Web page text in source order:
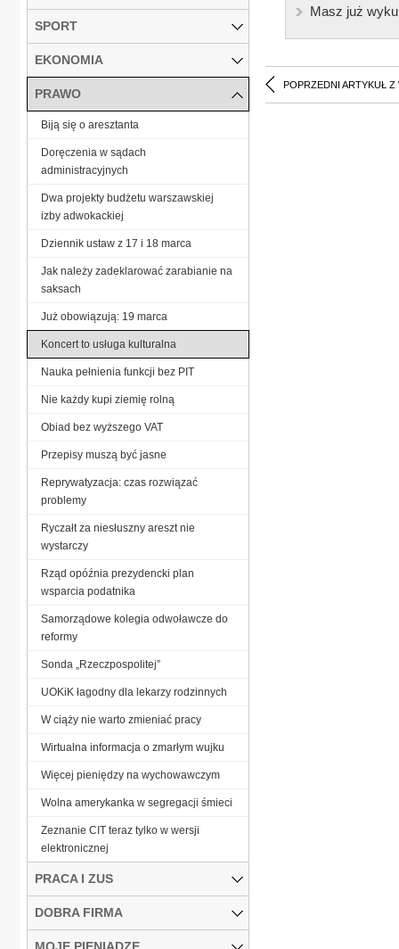
Masz już
POPRZEDNI ARTYKUŁ Z
SPORT
EKONOMIA
PRAWO
Biją się o aresztanta
Doręczenia w sądach
administracyjnych
Dwa projekty budżetu warszawskiej
izby adwokackiej
Dziennik ustaw z 17 i 18 marca
Jak należy zadeklarować zarabianie na
saksach
Już obowiązują: 19 marca
Koncert to usługa kulturalna
Nauka pełnienia funkcji bez PIT
Nie każdy kupi ziemię rolną
Obiad bez wyższego VAT
Przepisy muszą być jasne
Reprywatyzacja: czas rozwiązać
problemy
Ryczałt za niesłuszny areszt nie
wystarczy
Rząd opóźnia prezydencki plan
wsparcia podatnika
Samorządowe kolegia odwoławcze do
reformy
Sonda „Rzeczpospolitej”
UOKiK łagodny dla lekarzy rodzinnych
W ciąży nie warto zmieniać pracy
Wirtualna informacja o zmarłym wujku
Więcej pieniędzy na wychowawczym
Wolna amerykanka w segregacji śmieci
Zeznanie CIT teraz tylko w wersji
elektronicznej
PRACA I ZUS
DOBRA FIRMA
MOJE PIENIĄDZE